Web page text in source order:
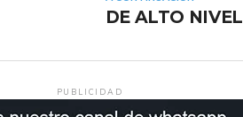
DE ALTO NIVEL
PUBLICIDAD